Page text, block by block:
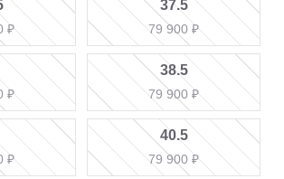
₽
37.5
79 900 ₽
₽
38.5
79 900 ₽
₽
40.5
79 900 ₽